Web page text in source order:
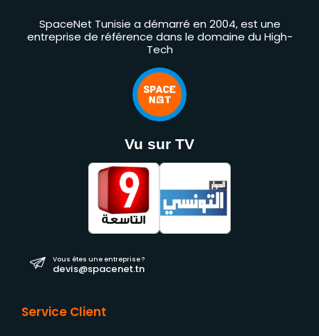
SpaceNet Tunisie a démarré en 2004, est une
entreprise de référence dans le domaine du High-
Tech
Vu sur TV
Vous êtes une entreprise ?
devis@spacenet.tn
Service Client